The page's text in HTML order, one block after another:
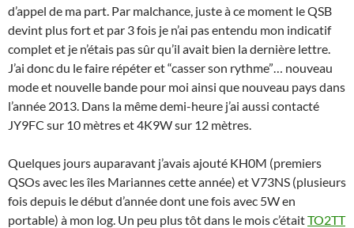
d’appel de ma part. Par malchance, juste à ce moment le QSB
devint plus fort et par 3 fois je n’ai pas entendu mon indicatif
complet et je n’étais pas sûr qu’il avait bien la dernière lettre.
J’ai donc du le faire répéter et “casser son rythme”… nouveau
mode et nouvelle bande pour moi ainsi que nouveau pays dans
l’année 2013. Dans la même demi-heure j’ai aussi contacté
JY9FC sur 10 mètres et 4K9W sur 12 mètres.
Quelques jours auparavant j’avais ajouté KH0M (premiers
QSOs avec les îles Mariannes cette année) et V73NS (plusieurs
fois depuis le début d’année dont une fois avec 5W en
portable) à mon log. Un peu plus tôt dans le mois c’étaitTO2TT